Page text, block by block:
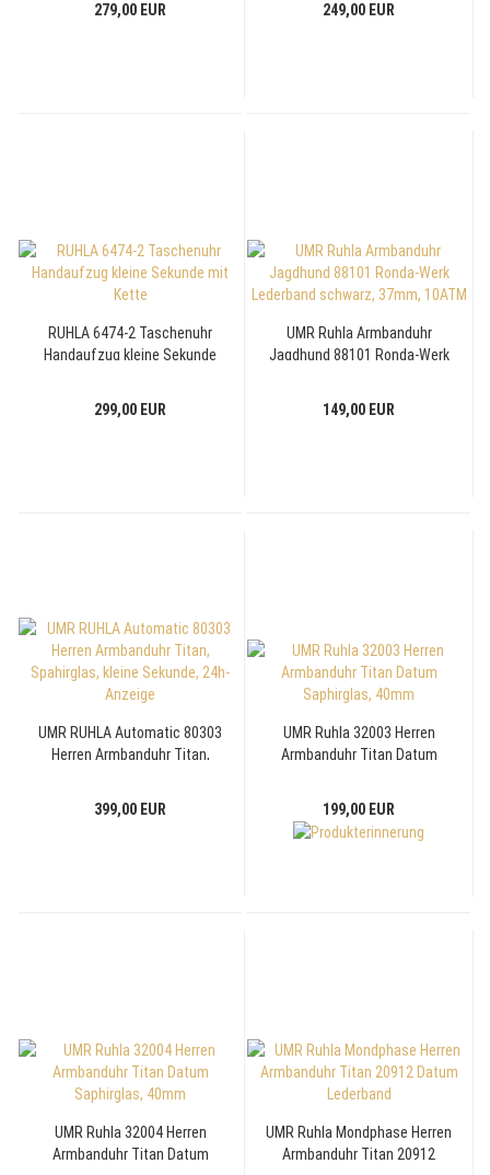
279,00 EUR
249,00 EUR
RUHLA 6474-2 Taschenuhr
Handaufzug kleine Sekunde
299,00 EUR
UMR Ruhla Armbanduhr
Jagdhund 88101 Ronda-Werk
149,00 EUR
UMR RUHLA Automatic 80303
Herren Armbanduhr Titan,
399,00 EUR
UMR Ruhla 32003 Herren
Armbanduhr Titan Datum
199,00 EUR
UMR Ruhla 32004 Herren
Armbanduhr Titan Datum
UMR Ruhla Mondphase Herren
Armbanduhr Titan 20912